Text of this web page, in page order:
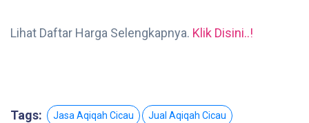
Lihat Daftar Harga Selengkapnya. Klik Disini..!
Tags: Jasa Aqiqah Cicau Jual Aqiqah Cicau